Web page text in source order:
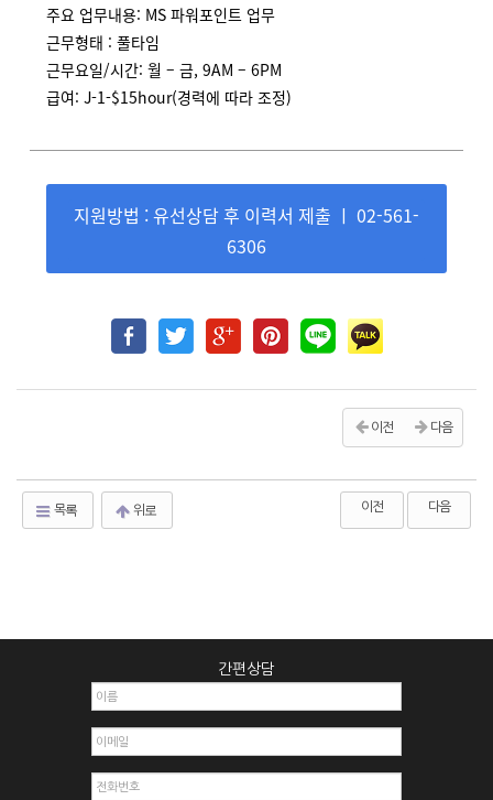
주요 업무내용: MS 파워포인트 업무
근무형태 : 풀타임
근무요일/시간: 월 – 금, 9AM – 6PM
급여: J-1-$15hour(경력에 따라 조정)
지원방법 : 유선상담 후 이력서 제출 ㅣ 02-561-
6306
이전 다음
목록 위로 이전 다음
간편상담